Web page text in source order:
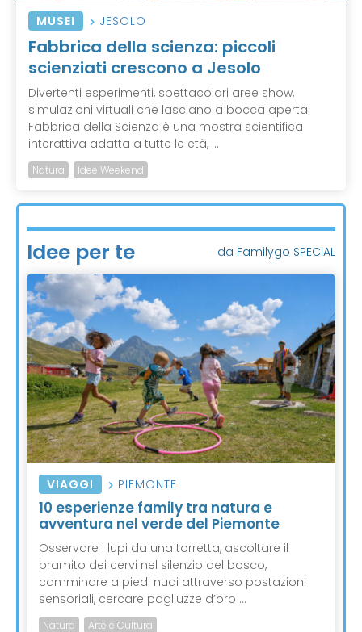
MUSEI JESOLO
Fabbrica della scienza: piccoli
scienziati crescono a Jesolo
Divertenti esperimenti, spettacolari aree show,
simulazioni virtuali che lasciano a bocca aperta:
Fabbrica della Scienza è una mostra scientifica
interattiva adatta a tutte le età, ...
Natura Idee Weekend
Idee per te da Familygo SPECIAL
VIAGGI PIEMONTE
10 esperienze family tra natura e
avventura nel verde del Piemonte
Osservare i lupi da una torretta, ascoltare il
bramito dei cervi nel silenzio del bosco,
camminare a piedi nudi attraverso postazioni
sensoriali, cercare pagliuzze d’oro ...
Natura Arte e Cultura